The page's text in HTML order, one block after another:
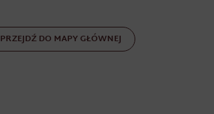
PRZEJDŹ DO MAPY GŁÓWNEJ